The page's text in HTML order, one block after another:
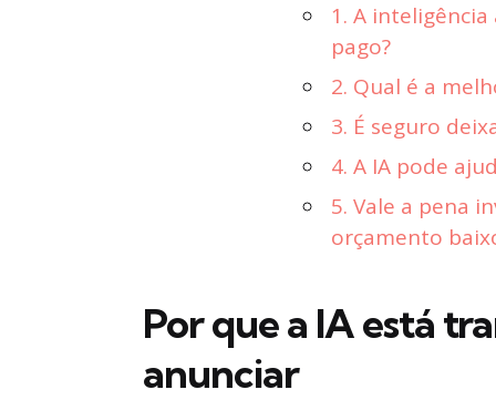
1. A
pago?
2. Qual é a
3. É seguro
4. A IA pode
5. Vale a pena
orçamento
Por que a IA está
anunciar